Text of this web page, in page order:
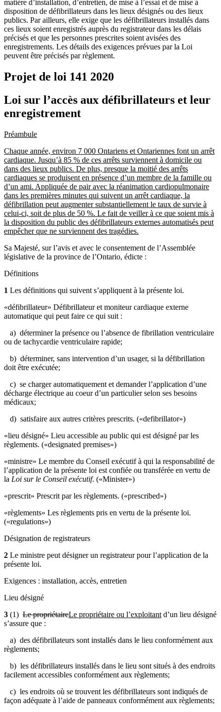
matière d’installation, d’entretien, de mise à l’essai et de mise à
disposition de défibrillateurs dans les lieux désignés ou des lieux
publics. Par ailleurs, elle exige que les défibrillateurs installés dans
ces lieux soient enregistrés auprès du registrateur dans les délais
précisés et que les personnes prescrites soient avisées des
enregistrements. Les détails des exigences prévues par la Loi
peuvent être précisés par règlement.
Projet de loi 141 2020
Loi sur l’accès aux défibrillateurs et leur
enregistrement
Préambule
Chaque année, environ 7 000 Ontariens et Ontariennes font un arrêt
cardiaque. Jusqu’à 85 % de ces arrêts surviennent à domicile ou
dans des lieux publics. De plus, presque la moitié des arrêts
cardiaques se produisent en présence d’un membre de la famille ou
d’un ami. Appliquée de pair avec la réanimation cardiopulmonaire
dans les premières minutes qui suivent un arrêt cardiaque, la
défibrillation peut augmenter substantiellement le taux de survie à
celui-ci, soit de plus de 50 %. Le fait de veiller à ce que soient mis à
la disposition du public des défibrillateurs externes automatisés peut
empêcher que ne surviennent des tragédies.
Sa Majesté, sur l’avis et avec le consentement de l’Assemblée
législative de la province de l’Ontario, édicte :
Définitions
1 Les définitions qui suivent s’appliquent à la présente loi.
«défibrillateur» Défibrillateur et moniteur cardiaque externe
automatique qui peut faire ce qui suit :
a) déterminer la présence ou l’absence de fibrillation ventriculaire
ou de tachycardie ventriculaire rapide;
b) déterminer, sans intervention d’un usager, si la défibrillation
doit être exécutée;
c) se charger automatiquement et demander l’application d’une
décharge électrique au coeur d’un particulier selon ses besoins
médicaux;
d) satisfaire aux autres critères prescrits. («defibrillator»)
«lieu désigné» Lieu accessible au public qui est désigné par les
règlements. («designated premises»)
«ministre» Le membre du Conseil exécutif à qui la responsabilité de
l’application de la présente loi est confiée ou transférée en vertu de
la Loi sur le Conseil exécutif. («Minister»)
«prescrit» Prescrit par les règlements. («prescribed»)
«règlements» Les règlements pris en vertu de la présente loi.
(«regulations»)
Désignation de registrateurs
2 Le ministre peut désigner un registrateur pour l’application de la
présente loi.
Exigences : installation, accès, entretien
Lieu désigné
3 (1) Le propriétaireLe propriétaire ou l’exploitant d’un lieu désigné
s’assure que :
a) des défibrillateurs sont installés dans le lieu conformément aux
règlements;
b) les défibrillateurs installés dans le lieu sont situés à des endroits
facilement accessibles conformément aux règlements;
c) les endroits où se trouvent les défibrillateurs sont indiqués de
façon adéquate à l’aide de panneaux conformément aux règlements;